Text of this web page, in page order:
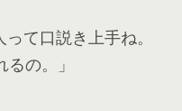
て口説き上手ね。
の。」